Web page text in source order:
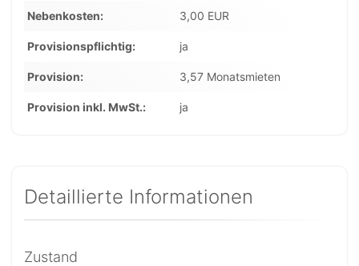
Nebenkosten 3,00 EUR
Provisionspflichtig ja
Provision 3,57 Monatsmieten
Provision inkl. MwSt. ja
Detaillierte Informationen
Zustand